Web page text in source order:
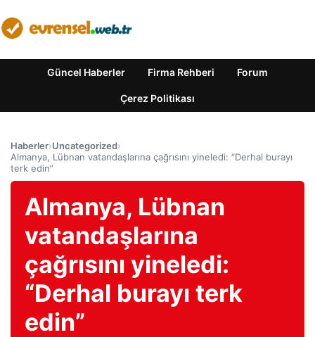
Güncel Haberler Firma Rehberi Forum
Çerez Politikası
Haberler›Uncategorized›
Almanya, Lübnan vatandaşlarına çağrısını yineledi: “Derhal burayı
terk edin”
Almanya, Lübnan
vatandaşlarına
çağrısını yineledi:
“Derhal burayı terk
edin”